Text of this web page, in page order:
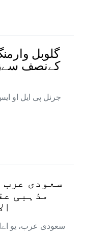
گلوبل
کےنصف
جرنل پی ایل او
سعودی عرب
مذہبی
سعودی عرب، یو